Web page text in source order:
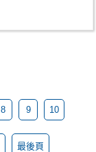
8 9 10
最後頁